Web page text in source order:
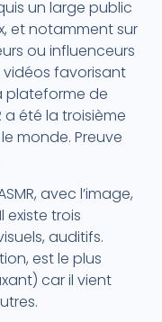
un large public
et notamment sur
ou influenceurs
favorisant
plateforme de
a été la troisième
monde. Preuve
avec l’image,
existe trois
auditifs.
est le plus
car il vient